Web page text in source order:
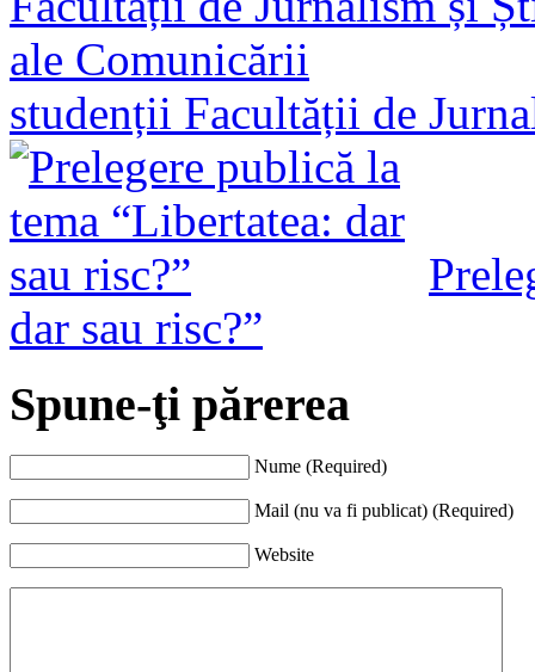
studenții Facultății de
dar sau risc?”
Spune-ţi părerea
Nume (Required)
Mail (nu va fi publicat) (Required)
Website